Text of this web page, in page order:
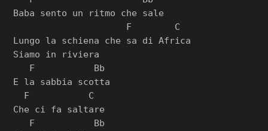
Baba sento un ritmo che sale
                     F        C
Lungo la schiena che sa di Africa
Siamo in riviera
   F           Bb
E la sabbia scotta
  F           C
Che ci fa saltare
   F           Bb